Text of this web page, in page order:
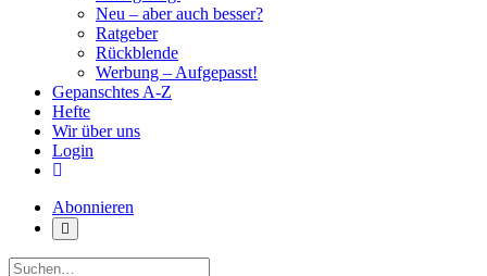
Neu – aber auch besser?
Ratgeber
Rückblende
Werbung – Aufgepasst!
Gepanschtes A-Z
Hefte
Wir über uns
Login
Abonnieren
Suche: